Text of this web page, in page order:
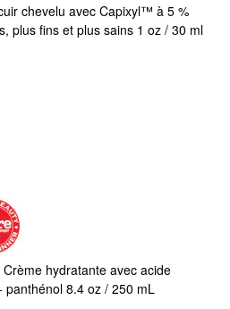
chevelu avec Capixyl™ à 5 %
plus fins et plus sains 1 oz / 30 ml
hydratante avec acide
panthénol 8.4 oz / 250 mL